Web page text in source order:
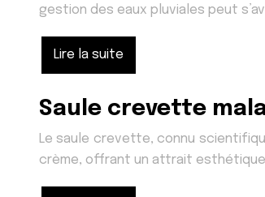
gestion des eaux pluviales peut
Lire la suite
Saule crevette
Le saule crevette, connu
crème, offrant un attrait esthétique